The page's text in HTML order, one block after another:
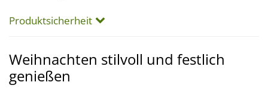
Produktsicherheit
Weihnachten stilvoll und festlich
genießen